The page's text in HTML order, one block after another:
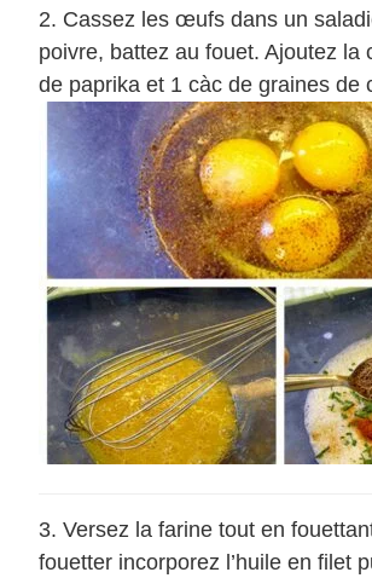
Cassez les œufs dans un
poivre, battez au fouet. Ajoutez la
de paprika et 1 càc de graines de
Versez la farine tout en
fouetter incorporez l’huile en filet